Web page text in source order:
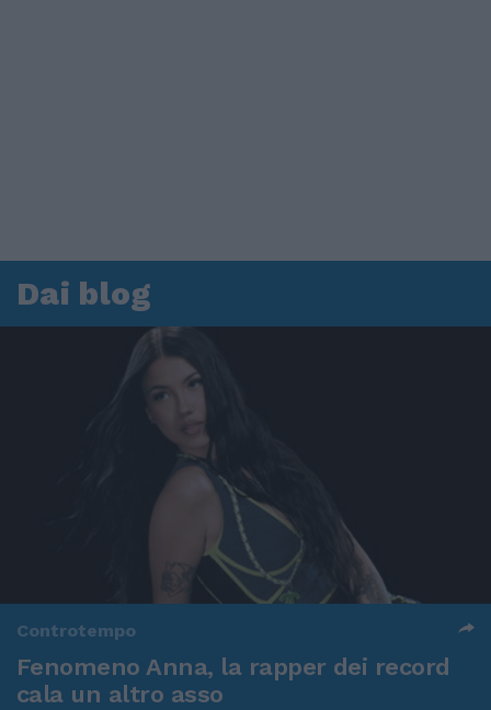
Dai blog
Controtempo
Fenomeno Anna, la rapper dei record
cala un altro asso